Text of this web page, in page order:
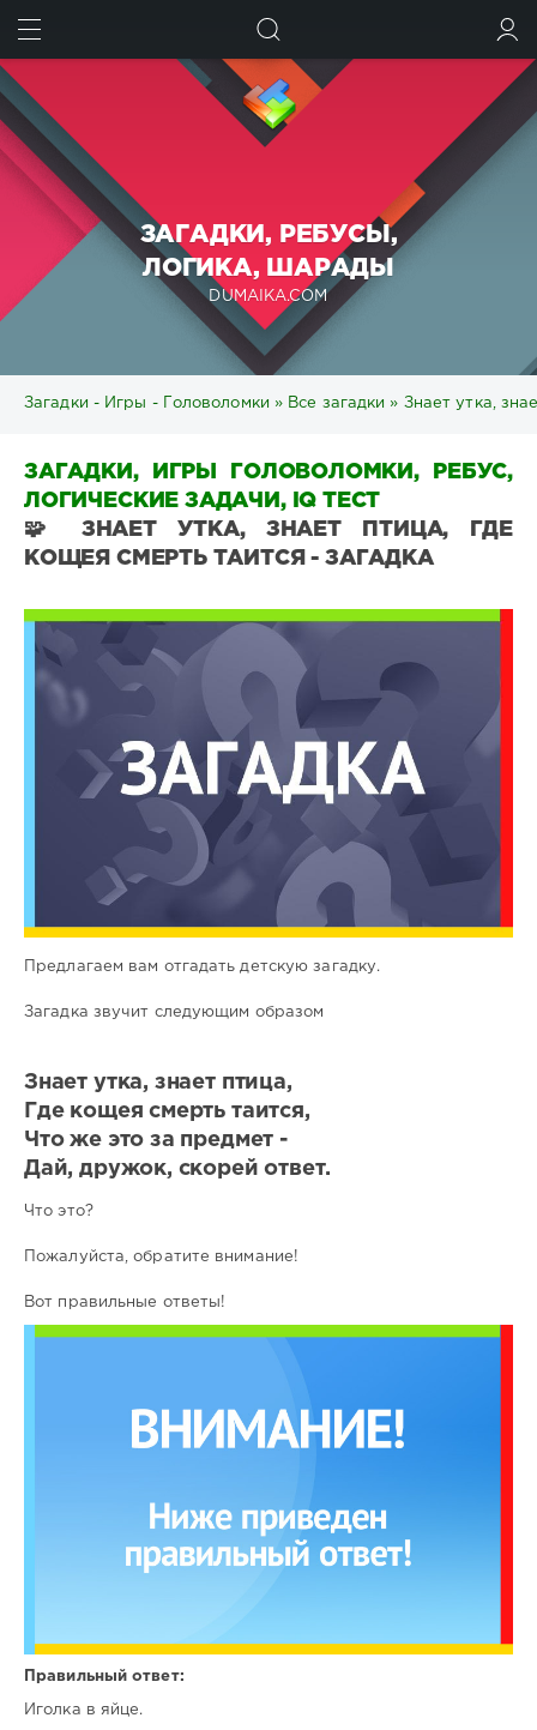
ЗАГАДКИ, РЕБУСЫ,
ЛОГИКА, ШАРАДЫ
DUMAIKA.COM
Загадки - Игры - Головоломки » Все загадки » Знает утка,
ЗАГАДКИ, ИГРЫ ГОЛОВОЛОМКИ, РЕБУС,
ЛОГИЧЕСКИЕ ЗАДАЧИ, IQ ТЕСТ
🧩 ЗНАЕТ УТКА, ЗНАЕТ ПТИЦА, ГДЕ
КОЩЕЯ СМЕРТЬ ТАИТСЯ - ЗАГАДКА
Предлагаем вам отгадать детскую загадку.
Загадка звучит следующим образом
Знает утка, знает птица,
Где кощея смерть таится,
Что же это за предмет -
Дай, дружок, скорей ответ.
Что это?
Пожалуйста, обратите внимание!
Вот правильные ответы!
Правильный ответ:
Иголка в яйце.